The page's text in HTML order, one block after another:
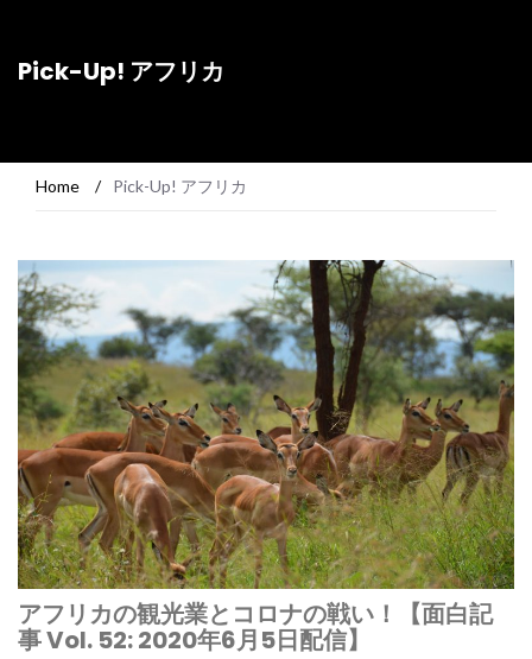
Pick-Up! アフリカ
Home / Pick-Up! アフリカ
アフリカの観光業とコロナの戦い！【面白記
事 Vol. 52: 2020年6月5日配信】